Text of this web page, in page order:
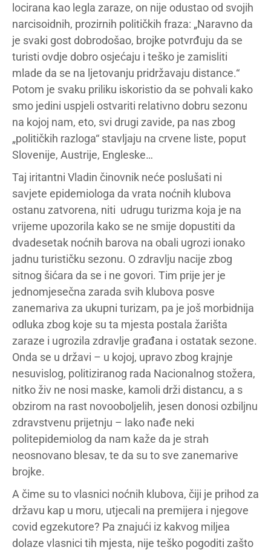
locirana kao legla zaraze, on nije odustao od svojih
narcisoidnih, prozirnih političkih fraza: „Naravno da
je svaki gost dobrodošao, brojke potvrđuju da se
turisti ovdje dobro osjećaju i teško je zamisliti
mlade da se na ljetovanju pridržavaju distance.“
Potom je svaku priliku iskoristio da se pohvali kako
smo jedini uspjeli ostvariti relativno dobru sezonu
na kojoj nam, eto, svi drugi zavide, pa nas zbog
„političkih razloga“ stavljaju na crvene liste, poput
Slovenije, Austrije, Engleske…
Taj iritantni Vladin činovnik neće poslušati ni
savjete epidemiologa da vrata noćnih klubova
ostanu zatvorena, niti udrugu turizma koja je na
vrijeme upozorila kako se ne smije dopustiti da
dvadesetak noćnih barova na obali ugrozi ionako
jadnu turističku sezonu. O zdravlju nacije zbog
sitnog šićara da se i ne govori. Tim prije jer je
jednomjesečna zarada svih klubova posve
zanemariva za ukupni turizam, pa je još morbidnija
odluka zbog koje su ta mjesta postala žarišta
zaraze i ugrozila zdravlje građana i ostatak sezone.
Onda se u državi – u kojoj, upravo zbog krajnje
nesuvislog, politiziranog rada Nacionalnog stožera,
nitko živ ne nosi maske, kamoli drži distancu, a s
obzirom na rast novooboljelih, jesen donosi ozbiljnu
zdravstvenu prijetnju – lako nađe neki
politepidemiolog da nam kaže da je strah
neosnovano blesav, te da su to sve zanemarive
brojke.
A čime su to vlasnici noćnih klubova, čiji je prihod za
državu kap u moru, utjecali na premijera i njegove
covid egzekutore? Pa znajući iz kakvog miljea
dolaze vlasnici tih mjesta, nije teško pogoditi zašto